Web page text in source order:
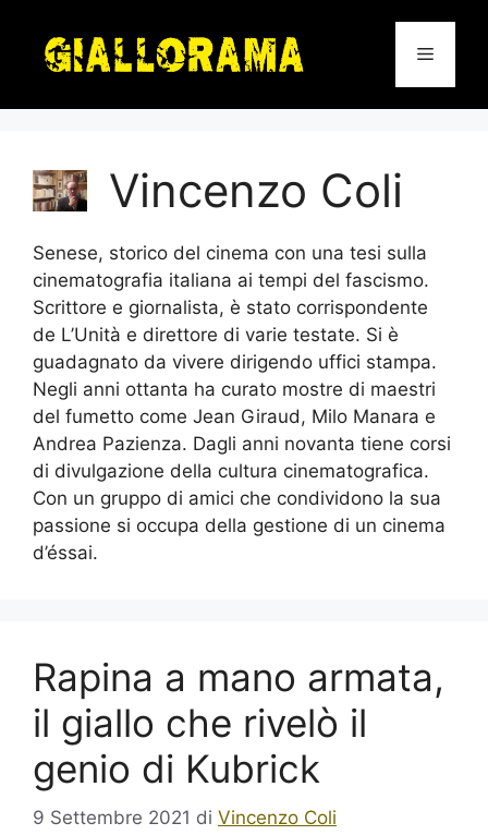
contenuto
Menu
Vincenzo Coli
Senese, storico del cinema con una tesi sulla
cinematografia italiana ai tempi del fascismo.
Scrittore e giornalista, è stato corrispondente
de L’Unità e direttore di varie testate. Si è
guadagnato da vivere dirigendo uffici stampa.
Negli anni ottanta ha curato mostre di maestri
del fumetto come Jean Giraud, Milo Manara e
Andrea Pazienza. Dagli anni novanta tiene corsi
di divulgazione della cultura cinematografica.
Con un gruppo di amici che condividono la sua
passione si occupa della gestione di un cinema
d’éssai.
Rapina a mano armata,
il giallo che rivelò il
genio di Kubrick
9 Settembre 2021 di Vincenzo Coli